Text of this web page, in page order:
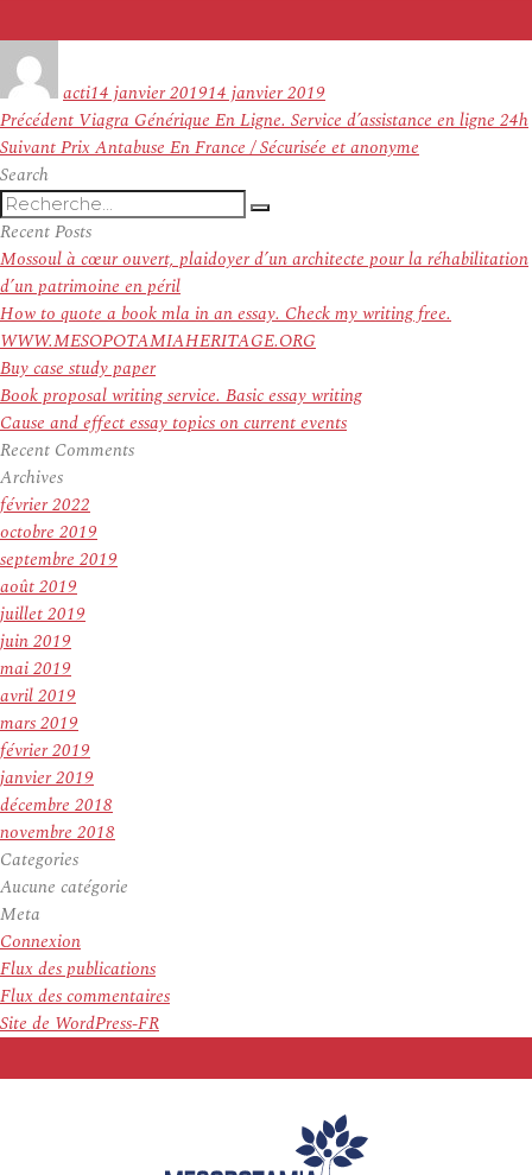
actile
14 janvier 201914 janvier 2019
Navigation
de
l’article
Précédent Article
précédent :
Viagra Générique En Ligne. Service d’assistance en ligne 24h
SuivantArticle
Prix Antabuse En France / Sécurisée et anonyme
Search
Recherche
pour
:
Recherche
Recent Posts
Mossoul à cœur ouvert, plaidoyer d’un architecte pour la réhabilitation
d’un patrimoine en péril
How to quote a book mla in an essay. Check my writing free.
WWW.MESOPOTAMIAHERITAGE.ORG
Buy case study paper
Book proposal writing service. Basic essay writing
Cause and effect essay topics on current events
Recent Comments
Archives
février 2022
octobre 2019
septembre 2019
août 2019
juillet 2019
juin 2019
mai 2019
avril 2019
mars 2019
février 2019
janvier 2019
décembre 2018
novembre 2018
Categories
Aucune catégorie
Meta
Connexion
Flux des publications
Flux des commentaires
Site de WordPress-FR